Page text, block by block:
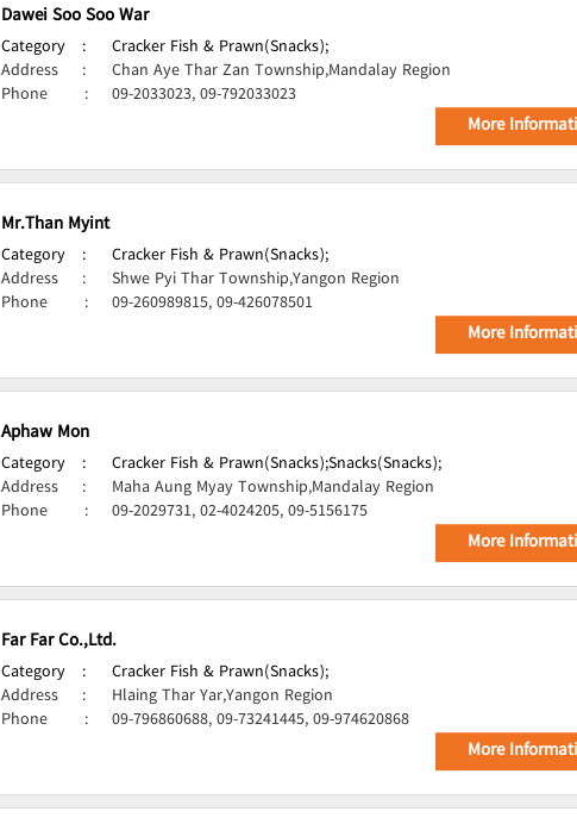
Dawei Soo Soo War
Category :
Cracker Fish & Prawn(Snacks);
Address
:
Chan Aye Thar Zan Township,Mandalay Region
Phone
: 09-2033023, 09-792033023
More
Mr.Than Myint
Category :
Cracker Fish & Prawn(Snacks);
Address
:
Shwe Pyi Thar Township,Yangon Region
Phone
: 09-260989815, 09-426078501
More
Aphaw Mon
Category : Cracker Fish & Prawn(Snacks);Snacks(Snacks);
Address
:
Maha Aung Myay Township,Mandalay Region
Phone
: 09-2029731, 02-4024205, 09-5156175
More
Far Far Co.,Ltd.
Category :
Cracker Fish & Prawn(Snacks);
Address
:
Hlaing Thar Yar,Yangon Region
Phone
: 09-796860688, 09-73241445, 09-974620868
More